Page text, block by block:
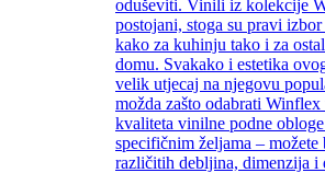
oduševiti. Vinili iz kolekcije
postojani, stoga su pravi
kako za kuhinju tako i za
domu. Svakako i estetika
velik utjecaj na njegovu
možda zašto odabrati
kvaliteta vinilne podne
specifičnim željama – možete
različitih debljina, dimenzija i